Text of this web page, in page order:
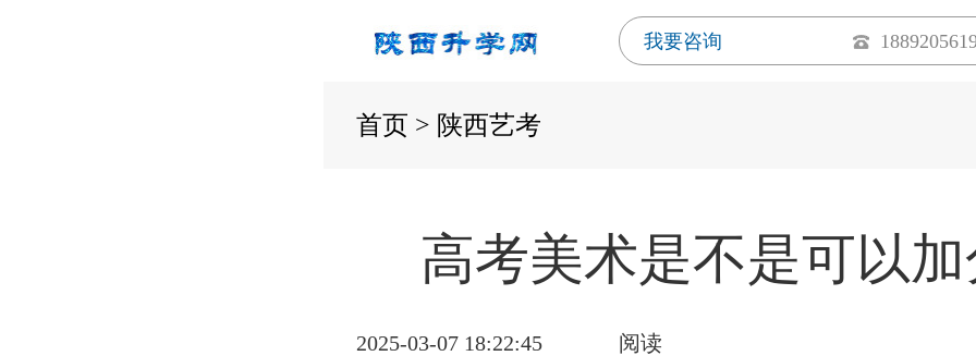
我要咨询
首页 > 陕西艺考
高考美术是不是可以加
2025-03-07 18:22:45 阅读